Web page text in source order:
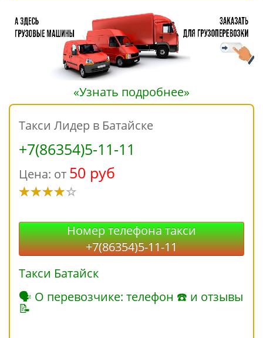
«Узнать подробнее»
Такси Лидер в Батайске
+7(86354)5-11-11
Цена: от 50 руб
Номер телефона такси
+7(86354)5-11-11
Такси Батайск
🗣 О перевозчике: телефон ☎ и отзывы
📝